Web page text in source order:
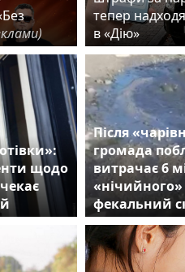
тепер
в «Дію»
щодо
Після
громада
витрачає 6
фекальний